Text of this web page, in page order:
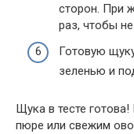
сторон. При
раз, чтобы
Готовую
зеленью и
Щука в тесте
пюре или свежим